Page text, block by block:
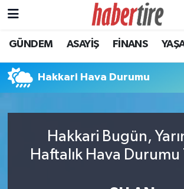
GÜNDEM ASAYİŞ FİNANS
Hakkari Hava Durumu
Hakkari Bugün,
Haftalık Hava Durumu
Tire Nöbetçi Eczaneler
Tire Hava Durumu
Süper Lig Puan Durumu ve